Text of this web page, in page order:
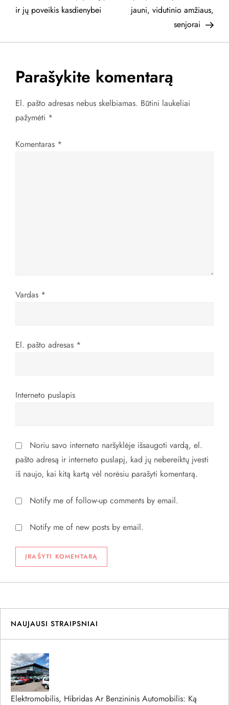
a
g
a
c
i
p
r
š
ir jų poveikis kasdienybei
jauni, vidutinio amžiaus,
senjorai
Parašykite komentarą
El. pašto adresas nebus skelbiamas. Būtini laukeliai
pažymėti *
Komentaras *
Vardas *
El. pašto adresas *
Interneto puslapis
Noriu savo interneto naršyklėje išsaugoti vardą, el.
pašto adresą ir interneto puslapį, kad jų nebereiktų įvesti
iš naujo, kai kitą kartą vėl norėsiu parašyti komentarą.
Notify me of follow-up comments by email.
Notify me of new posts by email.
NAUJAUSI STRAIPSNIAI
Elektromobilis, Hibridas Ar Benzininis Automobilis: Ką